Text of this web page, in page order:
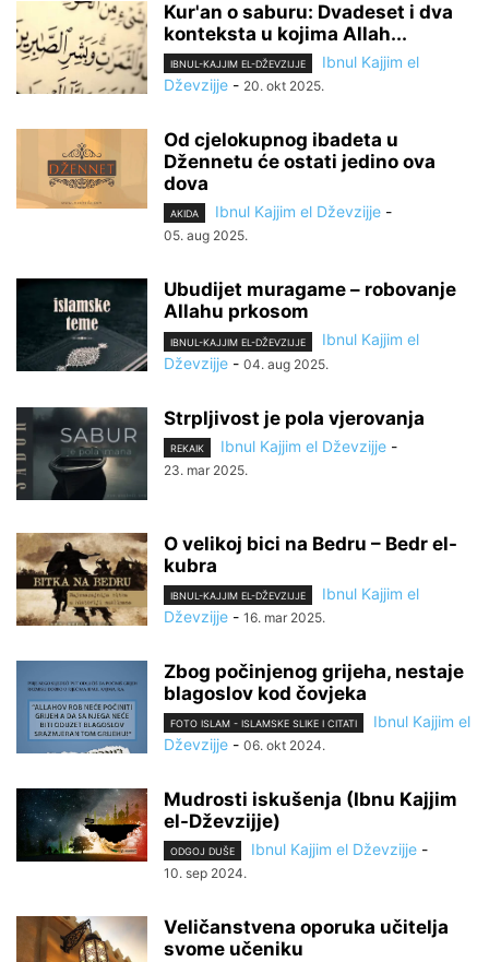
Kur'an o saburu: Dvadeset i dva
konteksta u kojima Allah...
IBNUL-KAJJIM EL-DŽEVZIJJE
Ibnul Kajjim el
Dževzijje - 20. okt 2025.
Od cjelokupnog ibadeta u
Džennetu će ostati jedino ova
dova
AKIDA Ibnul Kajjim el Dževzijje -
05. aug 2025.
Ubudijet muragame – robovanje
Allahu prkosom
IBNUL-KAJJIM EL-DŽEVZIJJE
Ibnul Kajjim el
Dževzijje - 04. aug 2025.
Strpljivost je pola vjerovanja
REKAIK Ibnul Kajjim el Dževzijje -
23. mar 2025.
O velikoj bici na Bedru – Bedr el-
kubra
IBNUL-KAJJIM EL-DŽEVZIJJE
Ibnul Kajjim el
Dževzijje - 16. mar 2025.
Zbog počinjenog grijeha, nestaje
blagoslov kod čovjeka
FOTO ISLAM - ISLAMSKE SLIKE I CITATI
Ibnul Kajjim el
Dževzijje - 06. okt 2024.
Mudrosti iskušenja (Ibnu Kajjim
el-Dževzijje)
ODGOJ DUŠE Ibnul Kajjim el Dževzijje -
10. sep 2024.
Veličanstvena oporuka učitelja
svome učeniku